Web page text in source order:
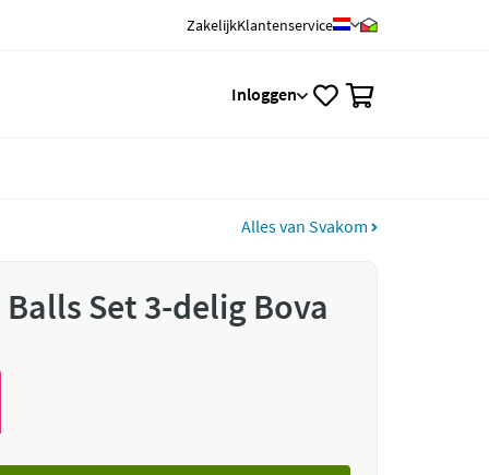
ZakelijkKlantenservice
Inloggen
Alles van Svakom
Set 3-delig Bova